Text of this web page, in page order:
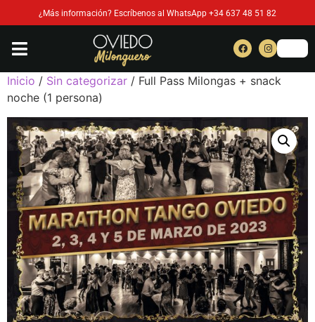
¿Más información? Escríbenos al WhatsApp +34 637 48 51 82
Inicio / Sin categorizar / Full Pass Milongas + snack
noche (1 persona)